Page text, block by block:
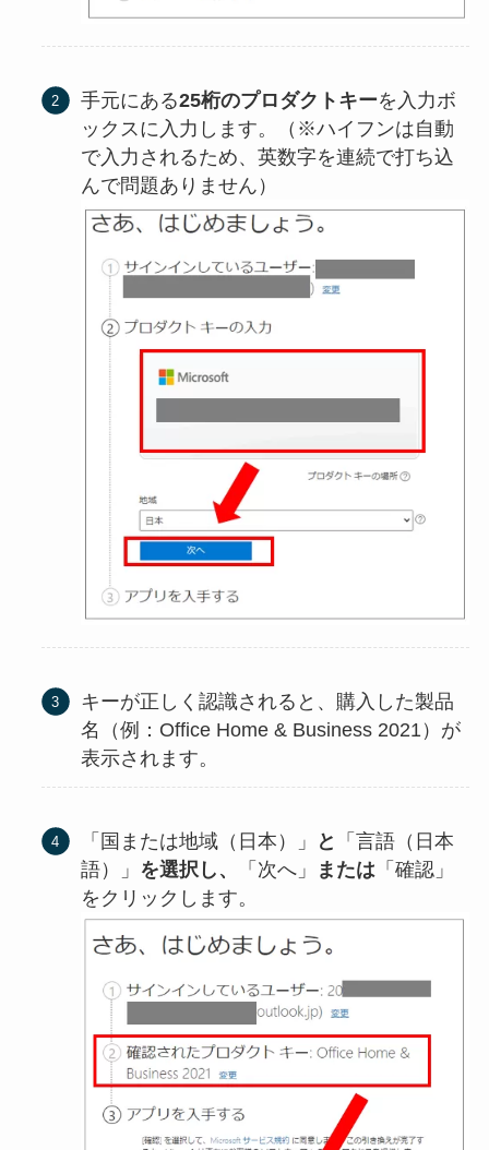
手元にある25桁のプロダクトキーを入力ボ
ックスに入力します。（※ハイフンは自動
で入力されるため、英数字を連続で打ち込
んで問題ありません）
キーが正しく認識されると、購入した製品
名（例：Office Home & Business 2021）が
表示されます。
「国または地域（日本）」 と
「言語（日本
語）」 を選択し、 「次へ」 または 「確認」
をクリックします。